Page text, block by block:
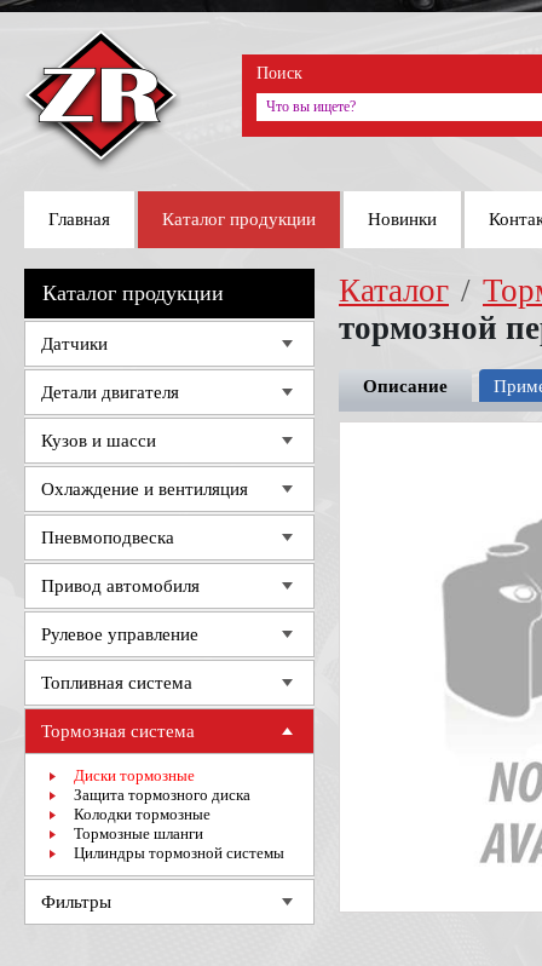
Главная Каталог продукции Новинки
Поиск
Каталог продукции
Датчики
Детали двигателя
Кузов и шасси
Охлаждение и вентиляция
Пневмоподвеска
Привод автомобиля
Рулевое управление
Топливная система
Тормозная система
Диски тормозные
Защита тормозного диска
Колодки тормозные
Тормозные шланги
Цилиндры тормозной системы
Фильтры
Каталог /
тормозной
Описание